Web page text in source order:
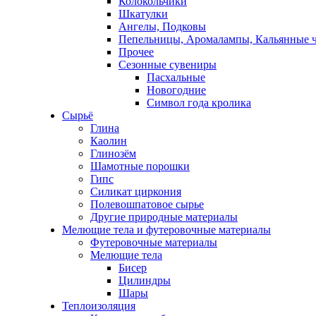
Шкатулки
Ангелы, Подковы
Пепельницы, Аромалампы, Кальянные
Прочее
Сезонные сувениры
Пасхальные
Новогодние
Символ года кролика
Сырьё
Глина
Каолин
Глинозём
Шамотные порошки
Гипс
Силикат циркония
Полевошпатовое сырье
Другие природные материалы
Мелющие тела и футеровочные материалы
Футеровочные материалы
Мелющие тела
Бисер
Цилиндры
Шары
Теплоизоляция